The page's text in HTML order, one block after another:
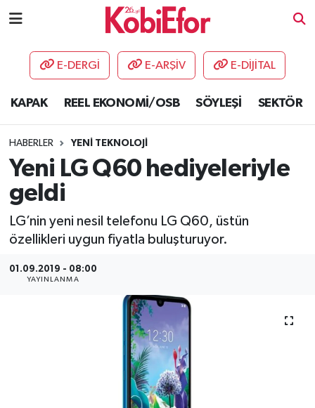
E-DERGİ E-ARŞİV E-DİJİTAL
KAPAK REEL EKONOMİ/OSB SÖYLEŞİ SEKTÖR
HABERLER YENİ TEKNOLOJİ
Yeni LG Q60 hediyeleriyle
geldi
LG’nin yeni nesil telefonu LG Q60, üstün
özellikleri uygun fiyatla buluşturuyor.
01.09.2019 - 08:00
YAYINLANMA
AKADEMİ
DESTEK-TEŞVİK
ETKİNLİK
GÜNCEL
HABERLER
KAPAK